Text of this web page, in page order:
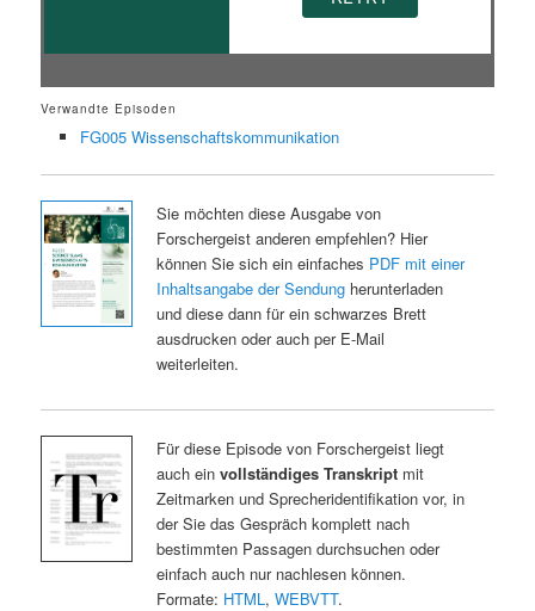
Verwandte Episoden
FG005 Wissenschaftskommunikation
Sie möchten diese Ausgabe von
Forschergeist anderen empfehlen? Hier
können Sie sich ein einfaches PDF mit einer
Inhaltsangabe der Sendungherunterladen
und diese dann für ein schwarzes Brett
ausdrucken oder auch per E-Mail
weiterleiten.
Für diese Episode von Forschergeist liegt
auch ein vollständiges Transkriptmit
Zeitmarken und Sprecheridentifikation vor, in
der Sie das Gespräch komplett nach
bestimmten Passagen durchsuchen oder
einfach auch nur nachlesen können.
Formate: HTML , WEBVTT.